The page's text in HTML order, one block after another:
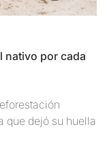
nativo por cada
que dejó su huella